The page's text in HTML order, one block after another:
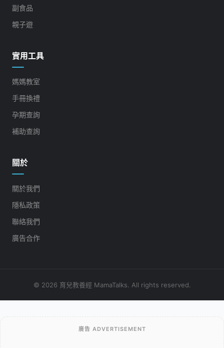
副食品
親子遊
實用工具
媽媽教室
手冊換禮
孕期查詢
補助查詢
關於
關於我們
隱私政策
聯絡我們
廣告合作
© 2026 育兒教養經 MamaTalks. All rights reserved.
廣告 ADVERTISEMENT